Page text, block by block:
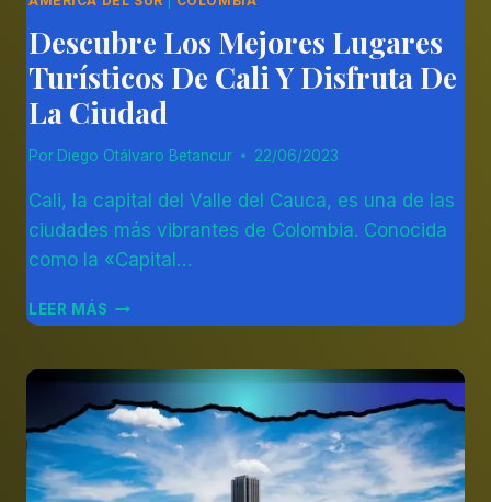
Descubre Los Mejores Lugares
Turísticos De Cali Y Disfruta De
La Ciudad
Por Diego Otálvaro Betancur 22/06/2023
Cali, la capital del Valle del Cauca, es una de las
ciudades más vibrantes de Colombia. Conocida
como la «Capital…
LEER MÁS DESCUBRE
LOS
LUGARES
TURÍSTICOS
DE
CALI
Y
DISFRUTA